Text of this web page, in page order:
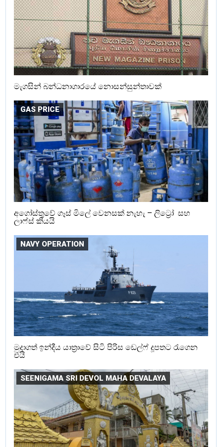
මැගසින් බන්ධනාගාරයේ නොසන්සුන්තාවක්
GAS PRICE
අගෝස්තුවේ ගෑස් මිලේ වෙනසක් නැහැ – ලිට්‍රෝ සහ
ලාෆ්ස් කියයි
NAVY OPERATION
මුදාගත් ඉන්දීය යාත්‍රාවේ සිටි පිරිස ඩෙල්ෆ් දූපතට රැගෙන
එයි
SEENIGAMA SRI DEVOL MAHA DEVALAYA